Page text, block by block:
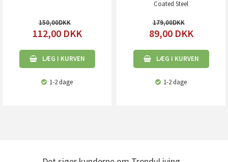
150,00
112,00 DKK
LÆG I KURVEN
1-2 dage
Coated Steel
179,00
89,00 DKK
LÆG I KURVEN
1-2 dage